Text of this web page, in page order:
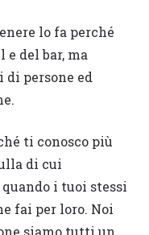
lo fa perché
del bar, ma
di persone ed
ti conosco più
di cui
i tuoi stessi
fai per loro. Noi